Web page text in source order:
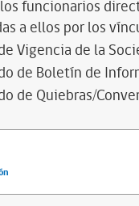
funcionarios
a ellos por los
Vigencia de la
de Boletín de
de Quiebras/